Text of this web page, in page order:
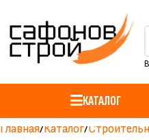
КАТАЛОГ
Главная Каталог